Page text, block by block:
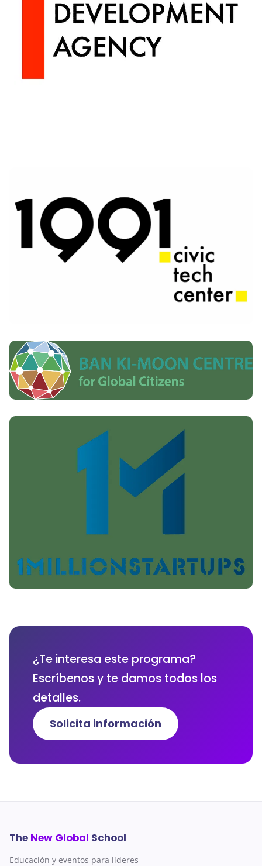
¿Te interesa este programa?
Escríbenos y te damos todos los
detalles.
Solicita información
The New Global School
Educación y eventos para líderes